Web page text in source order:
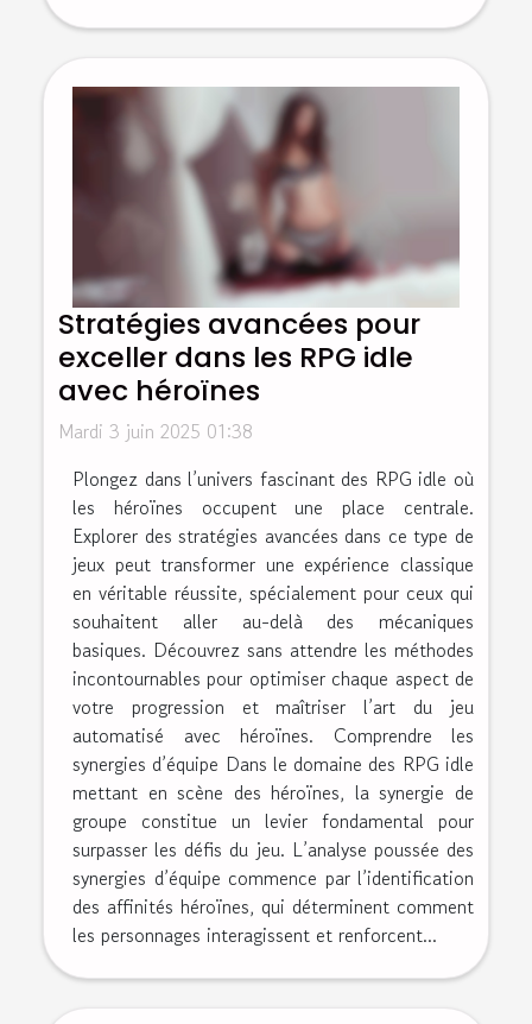
Stratégies avancées pour
exceller dans les RPG idle
avec héroïnes
Mardi 3 juin 2025 01:38
Plongez dans l’univers fascinant des RPG idle où
les héroïnes occupent une place centrale.
Explorer des stratégies avancées dans ce type de
jeux peut transformer une expérience classique
en véritable réussite, spécialement pour ceux qui
souhaitent aller au-delà des mécaniques
basiques. Découvrez sans attendre les méthodes
incontournables pour optimiser chaque aspect de
votre progression et maîtriser l’art du jeu
automatisé avec héroïnes. Comprendre les
synergies d’équipe Dans le domaine des RPG idle
mettant en scène des héroïnes, la synergie de
groupe constitue un levier fondamental pour
surpasser les défis du jeu. L’analyse poussée des
synergies d’équipe commence par l’identification
des affinités héroïnes, qui déterminent comment
les personnages interagissent et renforcent...